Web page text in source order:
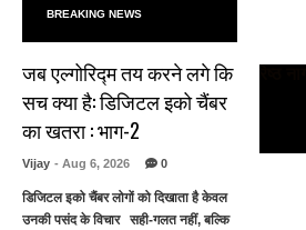
BREAKING NEWS
जब एल्गोरिद्म तय करने लगे कि
सच क्या है: डिजिटल इको चैंबर
का खतरा : भाग-2
Vijay - Aug 6, 2026 0
डिजिटल इको चैंबर लोगों को दिखाता है केवल
उनकी पसंद के विचार सही-गलत नहीं, बल्कि